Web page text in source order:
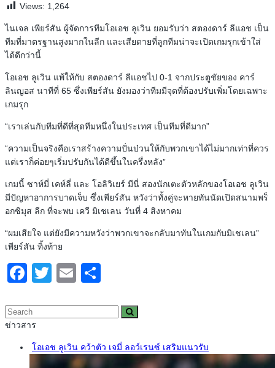
Views: 1,264
ไนเจล เพียร์สัน ผู้จัดการทีมโอเอช ลูเวิน ยอมรับว่า สตองดาร์ ลีแอช เป็น
ทีมที่มาตรฐานสูงมากในลีก และเสียดายที่ลูกทีมน่าจะเปิดเกมรุกเข้าใส่
ได้ดีกว่านี้
โอเอช ลูเวิน แพ้ให้กับ สตองดาร์ ลีแอชไป 0-1 จากประตูชัยของ คาร์
ลินญอส นาทีที่ 65 ซึ่งเพียร์สัน ยังมองว่าทีมมีจุดที่ต้องปรับเพิ่มโดยเฉพาะ
เกมรุก
“เราเล่นกับทีมที่ดีที่สุดทีมหนึ่งในประเทศ เป็นทีมที่ดีมาก”
“ความเป็นจริงคือเราสร้างความปั่นป่วนให้กับพวกเขาได้ไม่มากเท่าที่ควร
แต่เราก็ค่อยๆเริ่มปรับกันได้ดีขึ้นในครึ่งหลัง”
เกมนี้ ซาห์มี่ เคห์ลี่ และ โอลิวิเยร์ มีนี่ สองนักเตะตัวหลักของโอเอช ลูเวิน
มีปัญหาอาการบาดเจ็บ ซึ่งเพียร์สัน หวังว่าทั้งคู่จะหายทันนัดเปิดสนามพร็
อกซิมุส ลีก ที่จะพบ เควี มิเชเลน วันที่ 4 สิงหาคม
“ผมเสียใจ แต่ยังมีความหวังว่าพวกเขาจะกลับมาทันในเกมกับมิเชเลน”
เพียร์สัน ทิ้งท้าย
Facebook
Twitter
Email
ข่าวสาร
โอเอช ลูเวิน คว้าตัว เจมี่ ลอว์เรนซ์ เสริมแนวรับ